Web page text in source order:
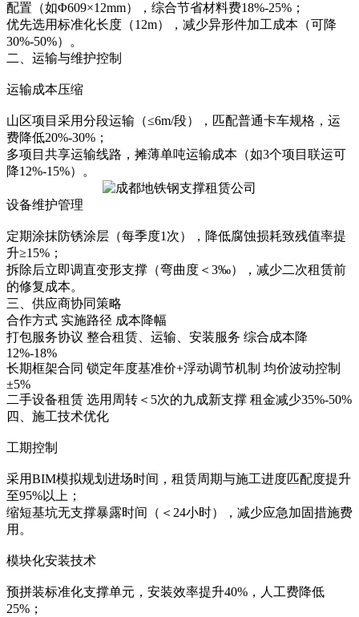
配置（如Φ609×12mm），综合节省材料费18%-25%；
优先选用标准化长度（12m），减少异形件加工成本（可降
30%-50%）。
二、运输与维护控制
运输成本压缩‌
山区项目采用分段运输（≤6m/段），匹配普通卡车规格，运
费降低20%-30%；
多项目共享运输线路，摊薄单吨运输成本（如3个项目联运可
降12%-15%）。
设备维护管理‌
定期涂抹防锈涂层（每季度1次），降低腐蚀损耗致残值率提
升≥15%；
拆除后立即调直变形支撑（弯曲度＜3‰），减少二次租赁前
的修复成本。
三、供应商协同策略
合作方式‌ ‌实施路径‌ ‌成本降幅‌
打包服务协议 整合租赁、运输、安装服务 综合成本降
12%-18%
长期框架合同 锁定年度基准价+浮动调节机制 均价波动控制
±5%
二手设备租赁 选用周转＜5次的九成新支撑 租金减少35%-50%
四、施工技术优化
工期控制‌
采用BIM模拟规划进场时间，租赁周期与施工进度匹配度提升
至95%以上；
缩短基坑无支撑暴露时间（＜24小时），减少应急加固措施费
用。
模块化安装技术‌
预拼装标准化支撑单元，安装效率提升40%，人工费降低
25%；